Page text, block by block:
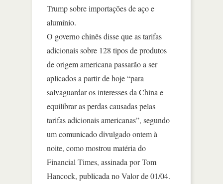
Trump sobre importações de aço e
alumínio.
O governo chinês disse que as tarifas
adicionais sobre 128 tipos de produtos
de origem americana passarão a ser
aplicados a partir de hoje “para
salvaguardar os interesses da China e
equilibrar as perdas causadas pelas
tarifas adicionais americanas”, segundo
um comunicado divulgado ontem à
noite, como mostrou matéria do
Financial Times, assinada por Tom
Hancock, publicada no Valor de 01/04.